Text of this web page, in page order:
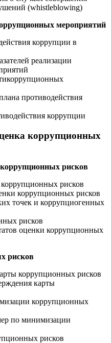
(whistleblowing)
мероприятий
коррупции в
реализации
противодействия
коррупции
коррупционных
рисков
рисков
коррупционных рисков
точек и коррупциогенных
рисков
оценки коррупционных
рисков
коррупционных рисков
карты
коррупционных
по минимизации
рисков